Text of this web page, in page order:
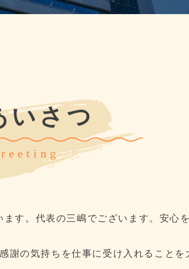
いさつ
す。代表の三嶋でございます。安心
の気持ちを仕事に受け入れることを